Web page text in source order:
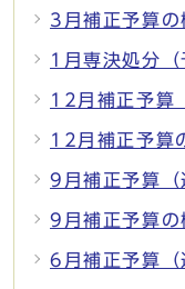
3月補正予算の
1月専決処分（
12月補正予算
12月補正予算
9月補正予算（
9月補正予算の
6月補正予算（